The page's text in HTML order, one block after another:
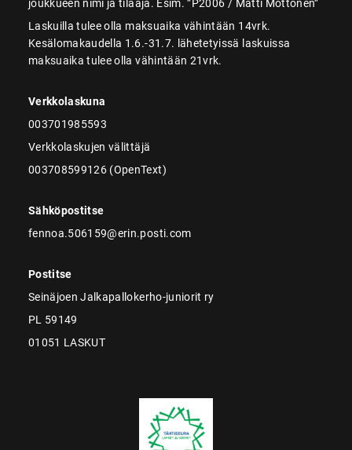
joukkueen nimi ja tilaaja. Esim. ”P2006 / Matti Möttönen”
Laskuilla tulee olla maksuaika vähintään 14vrk.
Kesälomakaudella 1.6.-31.7. lähetetyissä laskuissa
maksuaika tulee olla vähintään 21vrk.
Verkkolaskuna
003701985593
Verkkolaskujen välittäjä
003708599126 (OpenText)
Sähköpostitse
fennoa.506159@erin.posti.com
Postitse
Seinäjoen Jalkapallokerho-juniorit ry
PL 59149
01051 LASKUT